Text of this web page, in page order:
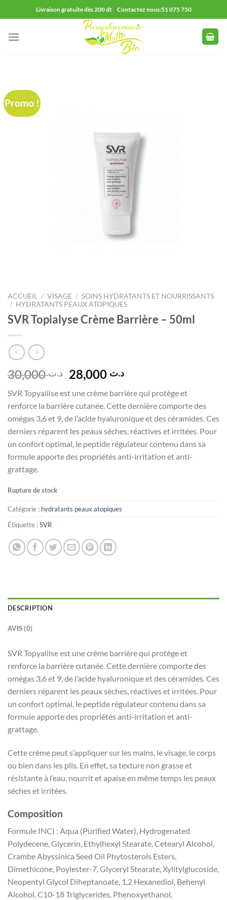
au
contenu
Livraison gratuite dès 200 dt Contactez nous:51 075 750
Promo !
ACCUEIL / VISAGE / SOINS HYDRATANTS ET NOURRISSANTS
/ HYDRATANTS PEAUX ATOPIQUES
SVR Topialyse Crème Barrière – 50ml
د.ت30,000
Le
prix
initial
était :
د.ت 30,000.
د.تLe
actuel
est :
د.ت 28,000.
SVR Topyaliise est une crème barrière qui protège et
renforce la barrière cutanée. Cette dernière comporte des
omégas 3,6 et 9, de l’acide hyaluronique et des céramides. Ces
derniers réparent les peaux sèches, réactives et irritées. Pour
un confort optimal, le peptide régulateur contenu dans sa
formule apporte des propriétés anti-irritation et anti-
grattage.
Rupture de stock
Catégorie : hydratants peaux atopiques
Étiquette :SVR
DESCRIPTION
AVIS (0)
SVR Topyaliise est une crème barrière qui protège et
renforce la barrière cutanée. Cette dernière comporte des
omégas 3,6 et 9, de l’acide hyaluronique et des céramides. Ces
derniers réparent les peaux sèches, réactives et irritées. Pour
un confort optimal, le peptide régulateur contenu dans sa
formule apporte des propriétés anti-irritation et anti-
grattage.
Cette crème peut s’appliquer sur les mains, le visage, le corps
ou bien dans les plis. En effet, sa texture non grasse et
résistante à l’eau, nourrit et apaise en même temps les peaux
sèches et irritées.
Composition
Formule INCI : Aqua (Purified Water), Hydrogenated
Polydecene, Glycerin, Ethylhexyl Stearate, Cetearyl Alcohol,
Crambe Abyssinica Seed Oil Phytosterols Esters,
Dimethicone, Poylester-7, Glyceryl Stearate, Xylitylglucoside,
Neopentyl Glycol Diheptanoate, 1,2 Hexanediol, Behenyl
Alcohol, C10-18 Triglycerides, Phenoxyethanol,